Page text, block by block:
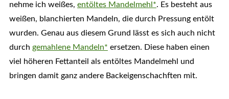
nehme ich weißes, entöltes Mandelmehl*. Es besteht aus
weißen, blanchierten Mandeln, die durch Pressung entölt
wurden. Genau aus diesem Grund lässt es sich auch nicht
durch gemahlene Mandeln* ersetzen. Diese haben einen
viel höheren Fettanteil als entöltes Mandelmehl und
bringen damit ganz andere Backeigenschachften mit.